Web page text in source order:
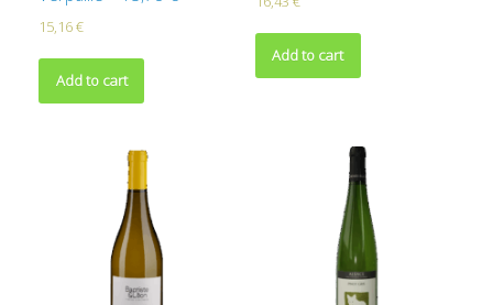
15,16€
Add to cart
Add to cart